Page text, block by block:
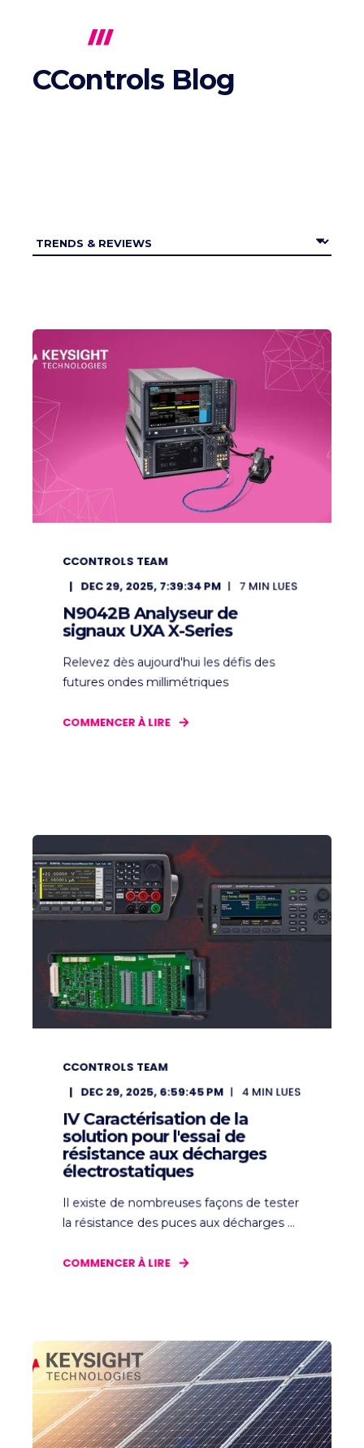
CControls Blog
CCONTROLS TEAM
DEC 29, 2025, 7:39:34 PM
7 MIN LUES
N9042B Analyseur de
signaux UXA X-Series
Relevez dès aujourd'hui les défis des
futures ondes millimétriques
COMMENCER À LIRE
CCONTROLS TEAM
DEC 29, 2025, 6:59:45 PM 4 MIN LUES
IV Caractérisation de la
solution pour l'essai de
résistance aux décharges
électrostatiques
Il existe de nombreuses façons de tester
la résistance des puces aux décharges ...
COMMENCER À LIRE